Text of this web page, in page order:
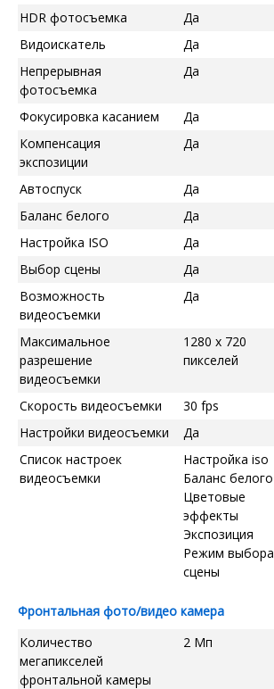
HDR фотосъемка Да
Видоискатель
Да
Непрерывная
фотосъемка
Да
Фокусировка касанием Да
Компенсация
экспозиции
Да
Автоспуск Да
Баланс белого
Да
Настройка ISO
Да
Выбор сцены
Да
Возможность
видеосъемки
Да
Максимальное
разрешение
видеосъемки
1280 x 720
пикселей
Скорость видеосъемки 30 fps
Настройки видеосъемки
Да
Список настроек
видеосъемки
Настройка iso
Баланс белого
Цветовые
эффекты
Экспозиция
Режим выбора
сцены
Фронтальная фото/видео камера
Количество
мегапикселей
фронтальной камеры
2 Мп